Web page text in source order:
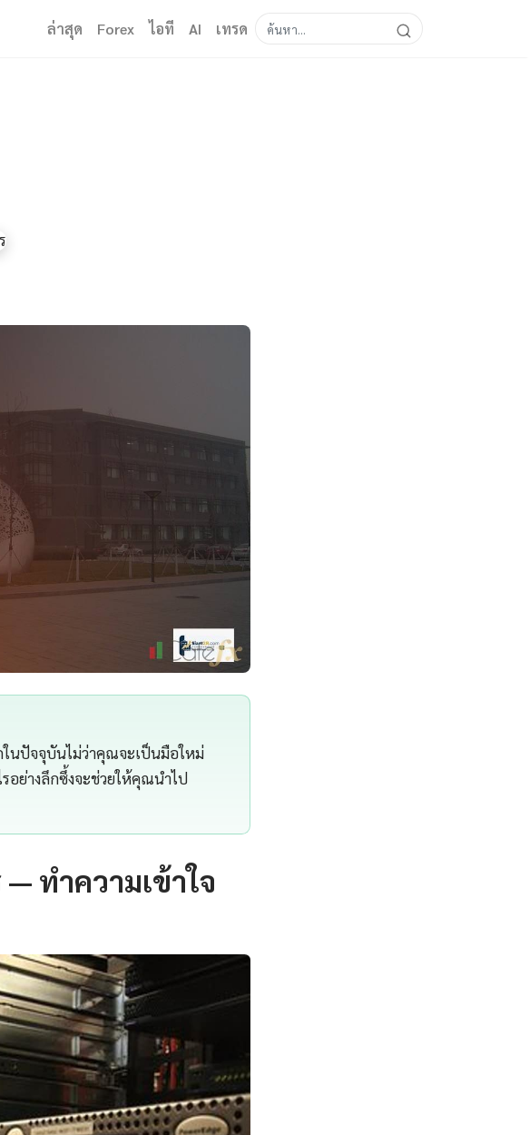
ล่าสุด Forex ไอที AI เทรด
ในปัจจุบันไม่ว่าคุณจะเป็นมือใหม่
อย่างลึกซึ้งจะช่วยให้คุณนำไป
ทำความเข้าใจ